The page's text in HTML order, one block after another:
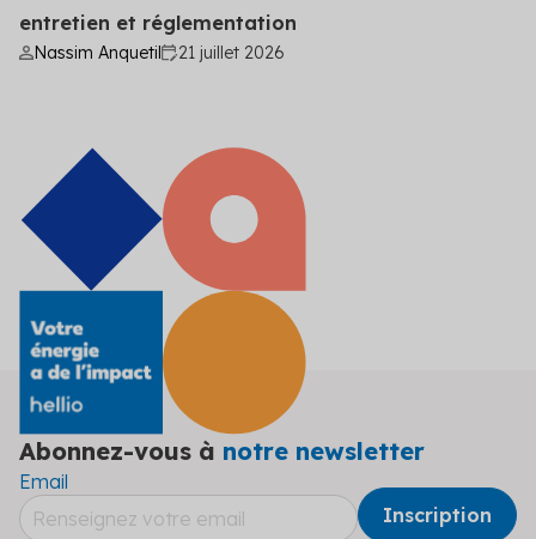
entretien et réglementation
Nassim Anquetil 21 juillet 2026
Abonnez-vous à notre newsletter
Email